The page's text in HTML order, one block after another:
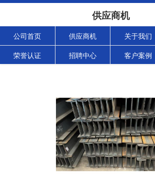
供应商机
公司首页 供应商机 关于我们
荣誉认证 招聘中心 客户案例